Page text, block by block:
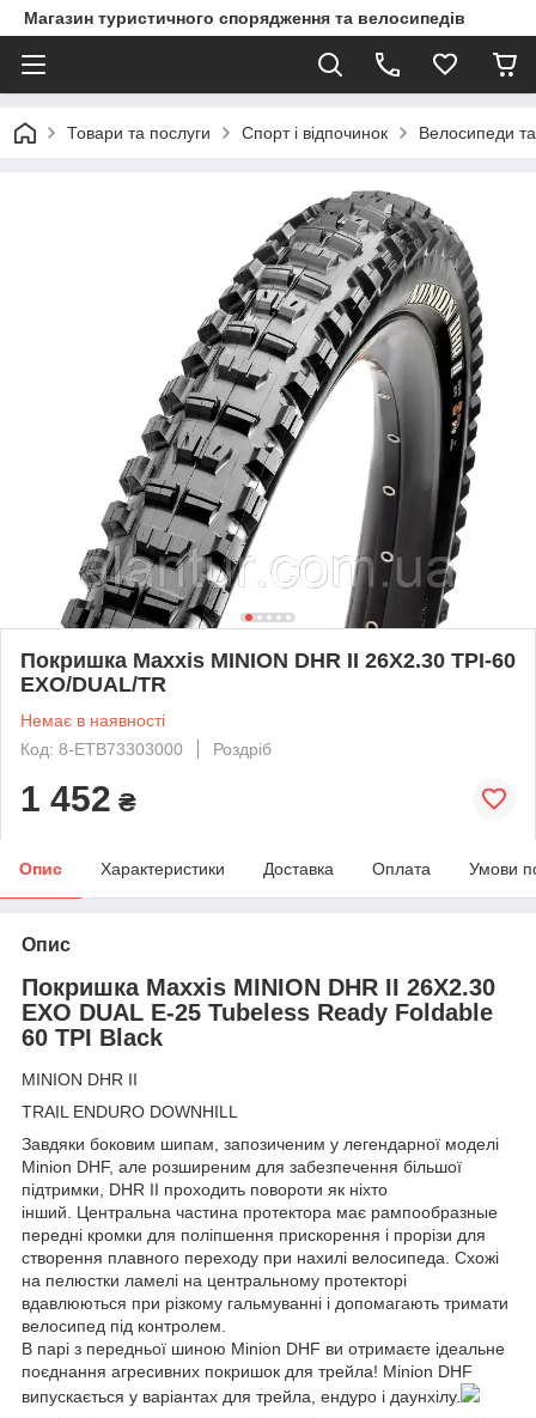
Магазин туристичного спорядження та велосипедів
Товари та послуги Спорт і відпочинок Велосипеди
Покришка Maxxis MINION DHR II 26X2.30 TPI-60
EXO/DUAL/TR
Немає в наявності
Код: 8-ETB73303000
Роздріб
1 452 ₴
Опис Характеристики Доставка Оплата Умови
Опис
Покришка Maxxis MINION DHR II 26X2.30
EXO DUAL E-25 Tubeless Ready Foldable
60 TPI Black
MINION DHR II
TRAIL ENDURO DOWNHILL
Завдяки боковим шипам, запозиченим у легендарної моделі
Minion DHF, але розширеним для забезпечення більшої
підтримки, DHR II проходить повороти як ніхто
інший. Центральна частина протектора має рампообразные
передні кромки для поліпшення прискорення і прорізи для
створення плавного переходу при нахилі велосипеда. Схожі
на пелюстки ламелі на центральному протекторі
вдавлюються при різкому гальмуванні і допомагають тримати
велосипед під контролем.
В парі з передньої шиною Minion DHF ви отримаєте ідеальне
поєднання агресивних покришок для трейла! Minion DHF
випускається у варіантах для трейла, ендуро і даунхілу.